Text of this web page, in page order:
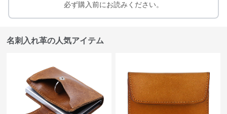
必ず購入前にお読みください。
名刺入れ革の人気アイテム